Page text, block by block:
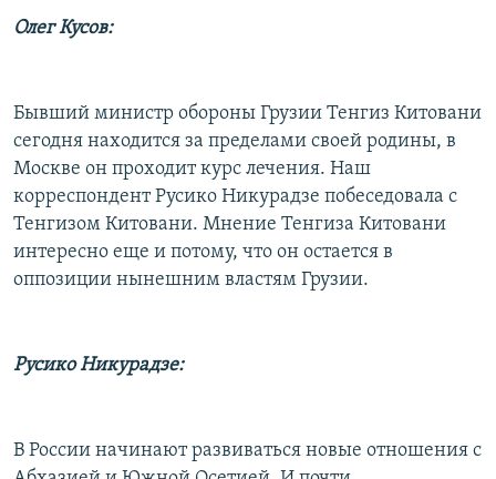
Олег Кусов:
Бывший министр обороны Грузии Тенгиз Китовани
сегодня находится за пределами своей родины, в
Москве он проходит курс лечения. Наш
корреспондент Русико Никурадзе побеседовала с
Тенгизом Китовани. Мнение Тенгиза Китовани
интересно еще и потому, что он остается в
оппозиции нынешним властям Грузии.
Русико Никурадзе:
В России начинают развиваться новые отношения с